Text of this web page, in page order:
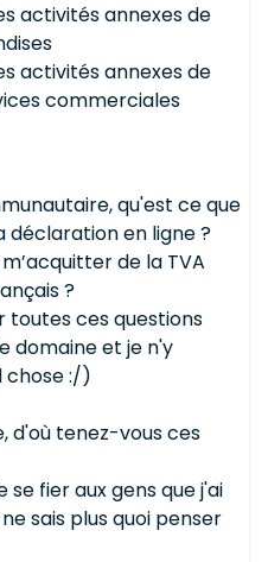
activités annexes de
activités annexes de
commerciales
qu'est ce que
déclaration en ligne ?
de la TVA
?
toutes ces questions
domaine et je n'y
chose :/)
d'où tenez-vous ces
fier aux gens que j'ai
sais plus quoi penser